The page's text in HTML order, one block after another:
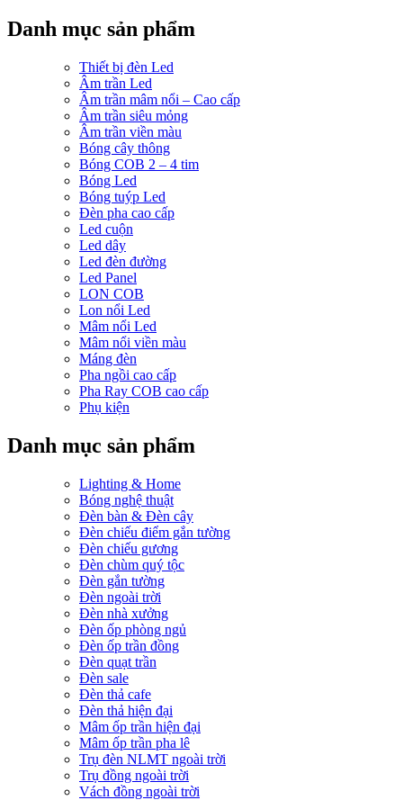
Danh mục sản phẩm
Thiết bị đèn Led
Âm trần Led
Âm trần mâm nổi – Cao cấp
Âm trần siêu mỏng
Âm trần viền màu
Bóng cây thông
Bóng COB 2 – 4 tim
Bóng Led
Bóng tuýp Led
Đèn pha cao cấp
Led cuộn
Led dây
Led đèn đường
Led Panel
LON COB
Lon nổi Led
Mâm nổi Led
Mâm nổi viền màu
Máng đèn
Pha ngồi cao cấp
Pha Ray COB cao cấp
Phụ kiện
Danh mục sản phẩm
Lighting & Home
Bóng nghệ thuật
Đèn bàn & Đèn cây
Đèn chiếu điểm gắn tường
Đèn chiếu gương
Đèn chùm quý tộc
Đèn gắn tường
Đèn ngoài trời
Đèn nhà xưởng
Đèn ốp phòng ngủ
Đèn ốp trần đồng
Đèn quạt trần
Đèn sale
Đèn thả cafe
Đèn thả hiện đại
Mâm ốp trần hiện đại
Mâm ốp trần pha lê
Trụ đèn NLMT ngoài trời
Trụ đồng ngoài trời
Vách đồng ngoài trời